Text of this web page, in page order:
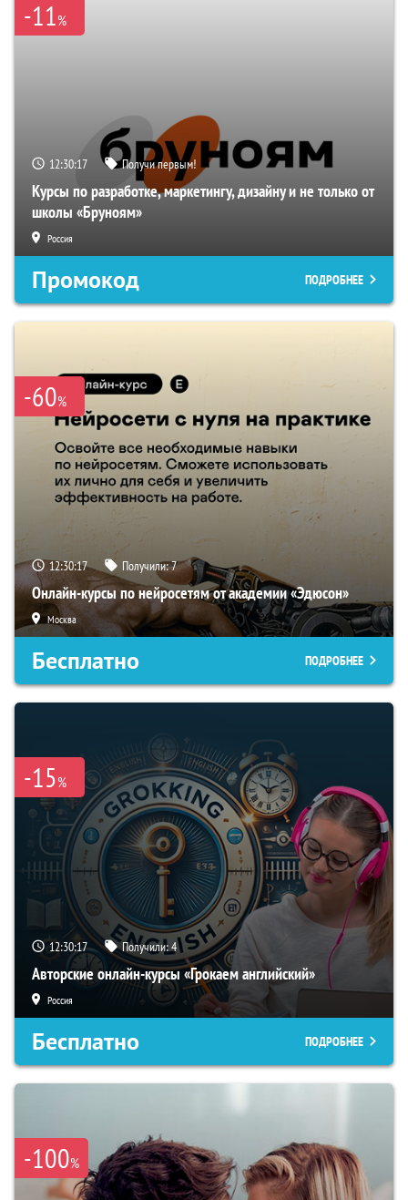
-11%
12:30:16 Получи первым!
Курсы по разработке, маркетингу, дизайну и не только от
школы «Бруноям»
Россия
Промокод ПОДРОБНЕЕ
-60%
12:30:16 Получили:7
Онлайн-курсы по нейросетям от академии «Эдюсон»
Москва
Бесплатно ПОДРОБНЕЕ
-15%
12:30:16 Получили:4
Авторские онлайн-курсы «Грокаем английский»
Россия
Бесплатно ПОДРОБНЕЕ
-100%